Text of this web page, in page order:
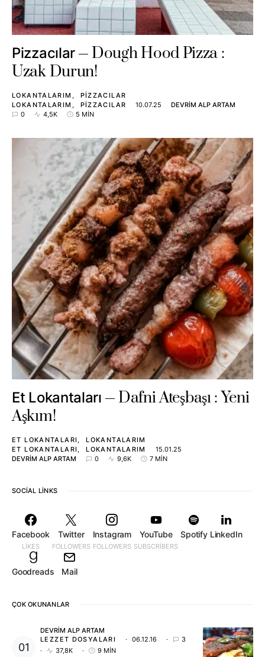
Pizzacılar
Dough Hood Pizza :
Uzak Durun!
LOKANTALARIM
PIZZACILAR
LOKANTALARIM
PIZZACILAR 10.07.25
DEVRIM ALP ARTAM
0
4,5K 5 MIN
Et Lokantaları
Dafni Ateşbaşı : Yeni
Aşkım!
ET LOKANTALARI
LOKANTALARIM
ET LOKANTALARI
LOKANTALARIM
15.01.25
DEVRIM ALP ARTAM
0 9,6K 7 MIN
SOCIAL LINKS
Facebook
LIKES
Twitter
FOLLOWERS
Instagram
FOLLOWERS
YouTube
SUBSCRIBERS
Spotify LinkedIn
Goodreads Mail
ÇOK OKUNANLAR
DEVRIM ALP ARTAM
LEZZET DOSYALARI
06.12.16
3
37,8K
9 MIN